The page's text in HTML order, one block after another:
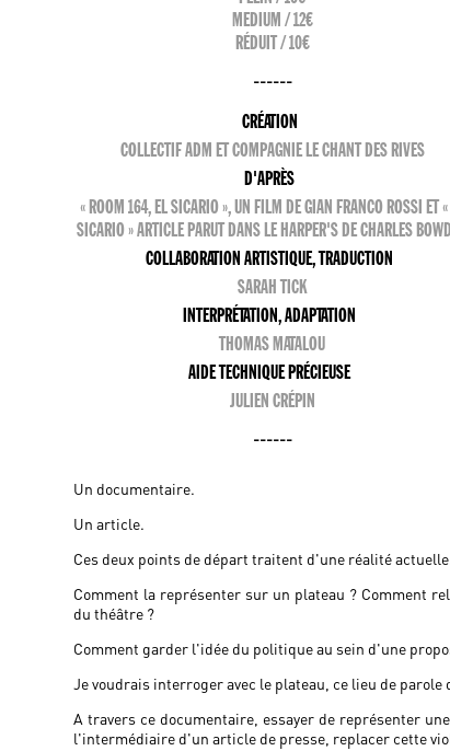
MEDIUM / 12€
RÉDUIT / 10€
------
CRÉATION
COLLECTIF ADM ET COMPAGNIE LE CHANT DES RIVES
D'APRÈS
« ROOM 164, EL SICARIO », UN FILM DE GIAN FRANCO ROSSI ET
SICARIO » ARTICLE PARUT DANS LE HARPER'S DE CHARLES
COLLABORATION ARTISTIQUE, TRADUCTION
SARAH TICK
INTERPRÉTATION, ADAPTATION
THOMAS MATALOU
AIDE TECHNIQUE PRÉCIEUSE
JULIEN CRÉPIN
------
Un documentaire.
Un article.
Ces deux points de départ traitent d'une réalité
Comment la représenter sur un plateau ? Comment
du théâtre ?
Comment garder l'idée du politique au sein d'une
Je voudrais interroger avec le plateau, ce lieu de
A travers ce documentaire, essayer de représenter
l'intermédiaire d'un article de presse, replacer cette